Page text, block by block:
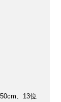
、13位